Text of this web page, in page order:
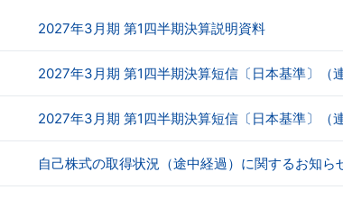
2027年3月期 第1四半期決算説明資料
2027年3月期 第1四半期決算短信〔日本基準〕（
2027年3月期 第1四半期決算短信〔日本基準〕（
自己株式の取得状況（途中経過）に関するお知ら